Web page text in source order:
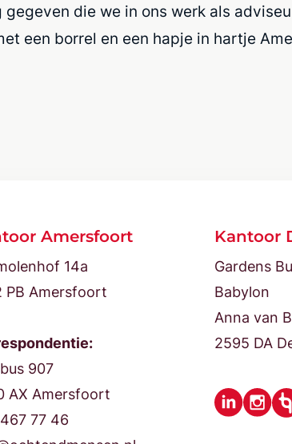
die we in ons werk als
een borrel en een hapje in hartje
Amersfoort
14a
PB Amersfoort
907
AX Amersfoort
77 46
Kantoor
Gardens
Babylon
Anna van
2595 DA